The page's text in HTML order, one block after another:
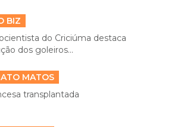
BIZ
do Criciúma destaca
dos goleiros...
MATOS
transplantada